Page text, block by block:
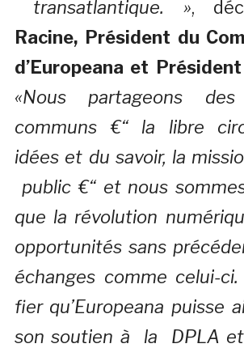
transatlantique. »,
Racine, Président du
d’Europeana et
«Nous partageons
communs €“ la libre
idées et du savoir, la
public €“ et nous
que la révolution
opportunités sans
échanges comme celui-
fier qu’Europeana puisse
son soutien à la DPLA